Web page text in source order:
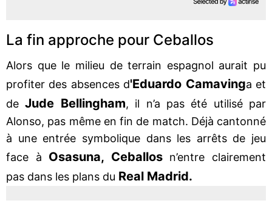
La fin approche pour Ceballos
Alors que le milieu de terrain espagnol aurait pu
profiter des absences d'Eduardo Camavinga et
de Jude Bellingham, il n’a pas été utilisé par
Alonso, pas même en fin de match. Déjà cantonné
à une entrée symbolique dans les arrêts de jeu
face à Osasuna, Ceballosn’entre clairement
pas dans les plans du Real Madrid.